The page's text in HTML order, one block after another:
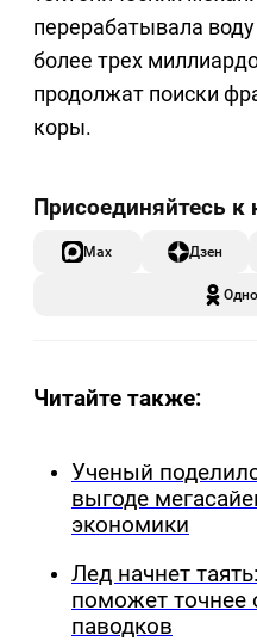
перерабатывала
более трех
продолжат поиски
коры.
Max Дзен
Читайте также:
Ученый
выгоде
экономики
Лед начнет
поможет точнее
паводков